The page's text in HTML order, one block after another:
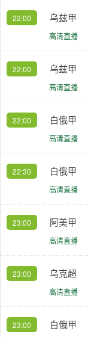
22:00 乌兹甲
高清直播
22:00 乌兹甲
高清直播
22:00 白俄甲
高清直播
22:30 白俄甲
高清直播
23:00 阿美甲
高清直播
23:00 乌克超
高清直播
23:00 白俄甲